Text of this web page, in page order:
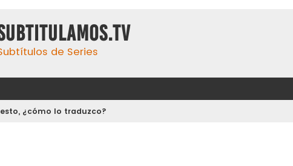
de Series
¿cómo lo traduzco?